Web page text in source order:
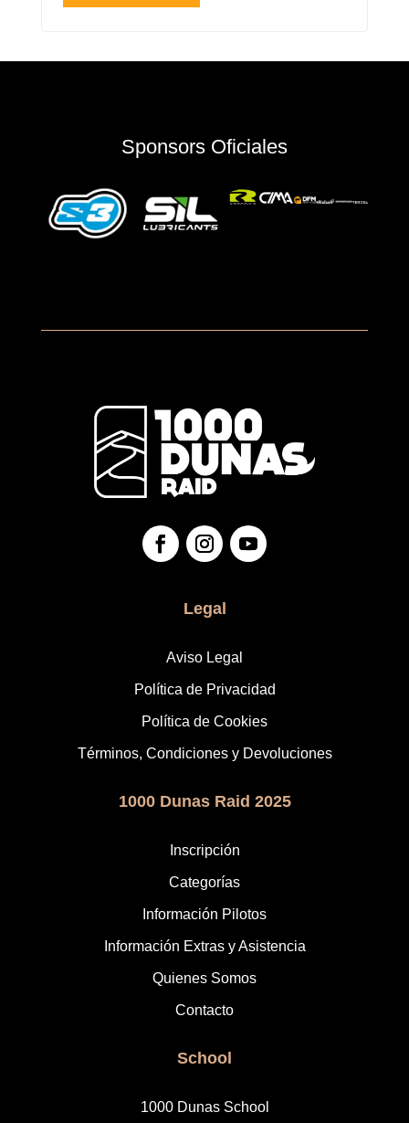
Sponsors Oficiales
Legal
Aviso Legal
Política de Privacidad
Política de Cookies
Términos, Condiciones y Devoluciones
1000 Dunas Raid 2025
Inscripción
Categorías
Información Pilotos
Información Extras y Asistencia
Quienes Somos
Contacto
School
1000 Dunas School